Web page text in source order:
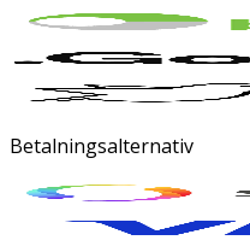
Betalningsalternativ